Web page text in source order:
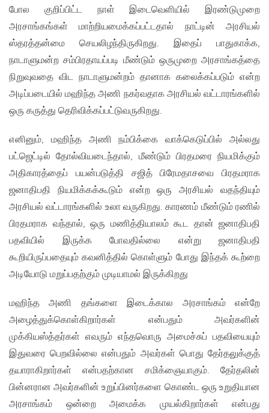
போல குறிப்பிட்ட நாள் இடைவெளியில் இரண்டுமுறை
அரசாங்கங்கள் மாற்றியமைக்கப்பட்டதால் நாட்டின் அரசியல்
ஸ்தரத்தன்மை செயலிழந்திருகிறது. இதைப் பாதுகாக்க,
நாடாளுமன்ற சம்பிரதாயப்படி மீண்டும் ஒருமுறை அரசாங்கத்தை
நிறுவுவதை விட நாடாளுமன்றம் தானாக கலைக்கப்படும் என்ற
அடிப்படையில் மஹிந்த அணி நகர்வதாக அரசியல் வட்டாரங்களில்
ஒரு கருத்து தெரிவிக்கப்பட்டுவருகிறது.
எனினும், மஹிந்த அணி நம்பிக்கை வாக்கெடுப்பில் அல்லது
பட்ஜெட்டில் தோல்வியடைந்தால், மீண்டும் பிரதமரை நியமிக்கும்
அதிகாரத்தைப் பயன்படுத்தி சஜித் பிரேமதாசவை பிரதமராக
ஜனாதிபதி நியமிக்கக்கூடும் என்ற ஒரு அரசியல் வதந்தியும்
அரசியல் வட்டாரங்களில் உலா வருகிறது. காரணம் மீண்டும் ரணில்
பிரதமராக வந்தால், ஒரு மணித்தியாலம் கூட தான் ஜனாதிபதி
பதவியில் இருக்க போவதில்லை என்று ஜனாதிபதி
கூறியிருப்பதையும் கவனித்தில் கொள்ளும் போது இந்தக் கூற்றை
அடியோடு மறுப்பதற்கும் முடியாமல் இருக்கிறது
மஹிந்த அணி தங்களை இடைக்கால அரசாங்கம் என்றே
அழைத்துக்கொள்கிறார்கள் என்பதும் அவர்களின்
முக்கியஸ்த்தர்கள் எவரும் எந்தவொரு அமைச்சுப் பதவியையும்
இதுவரை பெறவில்லை என்பதும் அவர்கள் பொது தேர்தலுக்குத்
தயாராகிறார்கள் என்பதற்கான சமிக்ஞையாகும். தேர்தலின்
பின்னரான அவர்களின் உறுப்பினர்களை கொண்ட ஒரு உறுதியான
அரசாங்கம் ஒன்றை அமைக்க முயல்கிறார்கள் என்பது